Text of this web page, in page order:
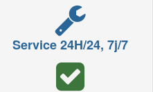
Service 24H/24, 7j/7